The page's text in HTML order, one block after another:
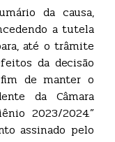
da causa,
a tutela
até o trâmite
da decisão
de manter o
da Câmara
2023/2024.”
assinado pelo